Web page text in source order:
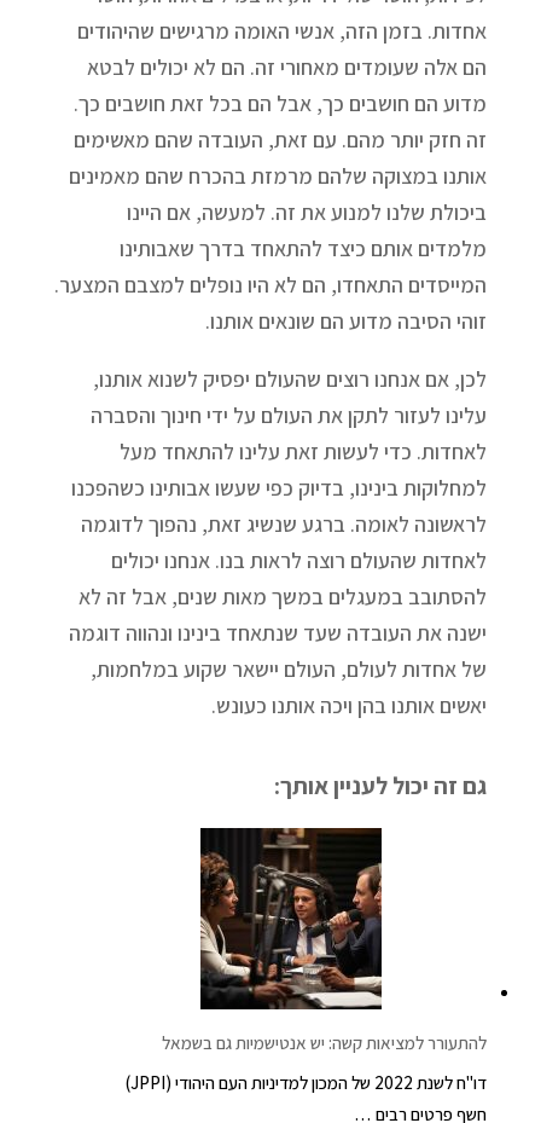
אחדות. בזמן הזה, אנשי האומה מרגישים שהיהודים
הם אלה שעומדים מאחורי זה. הם לא יכולים לבטא
מדוע הם חושבים כך, אבל הם בכל זאת חושבים כך.
זה חזק יותר מהם. עם זאת, העובדה שהם מאשימים
אותנו במצוקה שלהם מרמזת בהכרח שהם מאמינים
ביכולת שלנו למנוע את זה. למעשה, אם היינו
מלמדים אותם כיצד להתאחד בדרך שאבותינו
המייסדים התאחדו, הם לא היו נופלים למצבם המצער.
זוהי הסיבה מדוע הם שונאים אותנו.
לכן, אם אנחנו רוצים שהעולם יפסיק לשנוא אותנו,
עלינו לעזור לתקן את העולם על ידי חינוך והסברה
לאחדות. כדי לעשות זאת עלינו להתאחד מעל
למחלוקות בינינו, בדיוק כפי שעשו אבותינו כשהפכנו
לראשונה לאומה. ברגע שנשיג זאת, נהפוך לדוגמה
לאחדות שהעולם רוצה לראות בנו. אנחנו יכולים
להסתובב במעגלים במשך מאות שנים, אבל זה לא
ישנה את העובדה שעד שנתאחד בינינו ונהווה דוגמה
של אחדות לעולם, העולם יישאר שקוע במלחמות,
יאשים אותנו בהן ויכה אותנו כעונש.
גם זה יכול לעניין אותך:
להתעורר למציאות קשה: יש אנטישמיות גם בשמאל
דו"ח לשנת 2022 של המכון למדיניות העם היהודי (JPPI)
חשף פרטים רבים …